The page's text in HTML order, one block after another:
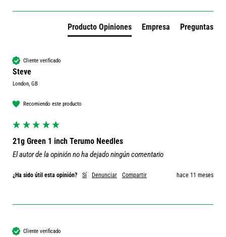
Producto Opiniones Empresa Preguntas
Cliente verificado
Steve
London, GB
Recomiendo este producto
21g Green 1 inch Terumo Needles
El autor de la opinión no ha dejado ningún comentario
¿Ha sido útil esta opinión? Sí Denunciar Compartir hace 11 meses
Cliente verificado